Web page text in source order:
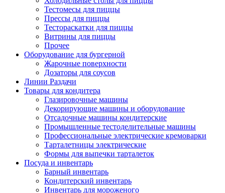
Тестомесы для пиццы
Прессы для пиццы
Тестораскатки для пиццы
Витрины для пиццы
Прочее
Оборудование для бургерной
Жарочные поверхности
Дозаторы для соусов
Линии Раздачи
Товары для кондитера
Глазировочные машины
Декорирующие машины и оборудование
Отсадочные машины кондитерские
Промышленные тестоделительные машины
Профессиональные электрические кремоварки
Тарталетницы электрические
Формы для выпечки тарталеток
Посуда и инвентарь
Барный инвентарь
Кондитерский инвентарь
Инвентарь для мороженого